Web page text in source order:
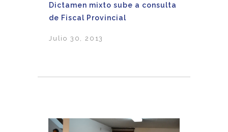
Dictamen mixto sube a consulta
de Fiscal Provincial
Julio 30, 2013